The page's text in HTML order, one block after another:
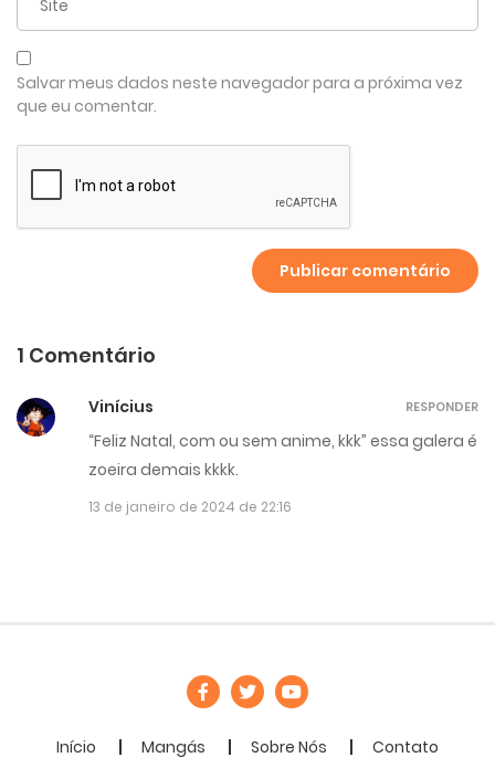
Salvar meus dados neste navegador para a próxima vez
que eu comentar.
1 Comentário
Vinícius
“Feliz Natal, com ou sem anime, kkk” essa galera é
zoeira demais kkkk.
13 de janeiro de 2024 de 22:16
RESPONDER
Início Mangás Sobre Nós Contato